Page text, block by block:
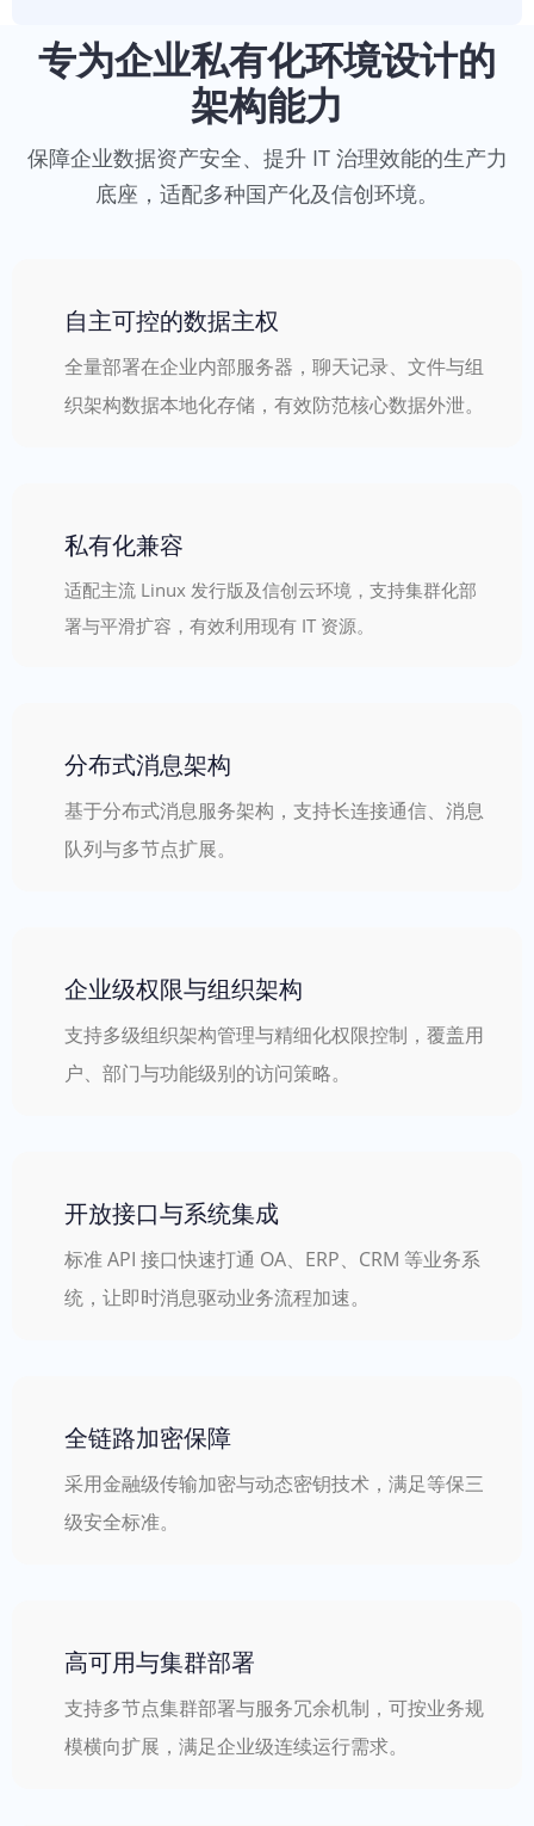
专为企业私有化环境设计的
架构能力
保障企业数据资产安全、提升 IT 治理效能的生产力
底座，适配多种国产化及信创环境。
自主可控的数据主权
全量部署在企业内部服务器，聊天记录、文件与组
织架构数据本地化存储，有效防范核心数据外泄。
私有化兼容
适配主流 Linux 发行版及信创云环境，支持集群化部
署与平滑扩容，有效利用现有 IT 资源。
分布式消息架构
基于分布式消息服务架构，支持长连接通信、消息
队列与多节点扩展。
企业级权限与组织架构
支持多级组织架构管理与精细化权限控制，覆盖用
户、部门与功能级别的访问策略。
开放接口与系统集成
标准 API 接口快速打通 OA、ERP、CRM 等业务系
统，让即时消息驱动业务流程加速。
全链路加密保障
采用金融级传输加密与动态密钥技术，满足等保三
级安全标准。
高可用与集群部署
支持多节点集群部署与服务冗余机制，可按业务规
模横向扩展，满足企业级连续运行需求。